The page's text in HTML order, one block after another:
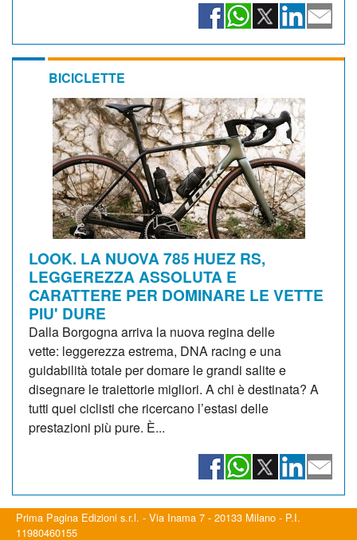
BICICLETTE
LOOK. LA NUOVA 785 HUEZ RS,
LEGGEREZZA ASSOLUTA E
CARATTERE PER DOMINARE LE VETTE
PIU' DURE
Dalla Borgogna arriva la nuova regina delle
vette: leggerezza estrema, DNA racing e una
guidabilità totale per domare le grandi salite e
disegnare le traiettorie migliori. A chi è destinata? A
tutti quei ciclisti che ricercano l’estasi delle
prestazioni più pure. È...
Prima Pagina Edizioni s.r.l. - Via Inama 7 - 20133 Milano - P.I.
11980460155